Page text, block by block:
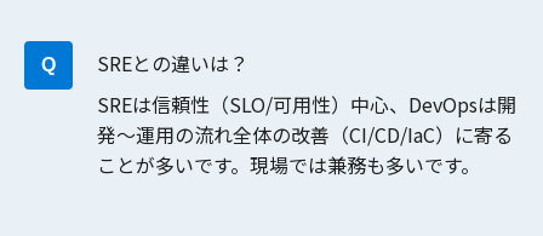
SREとの違いは？
SREは信頼性（SLO/可用性）中心、DevOpsは開
発〜運用の流れ全体の改善（CI/CD/IaC）に寄る
ことが多いです。現場では兼務も多いです。